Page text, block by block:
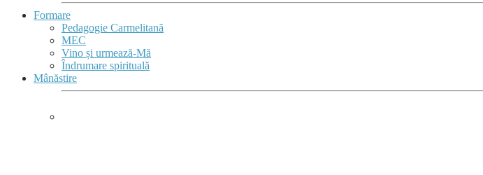
Formare
Pedagogie Carmelitană
MEC
Vino și urmează-Mă
Îndrumare spirituală
Mânăstire